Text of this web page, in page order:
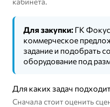
Для закупки: ГК
коммерческое
задание и подобрать
оборудование под
Для каких задач
Сначала стоит оценить